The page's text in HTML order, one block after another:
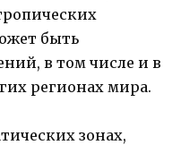
быть
в том числе и в
регионах мира.
зонах,